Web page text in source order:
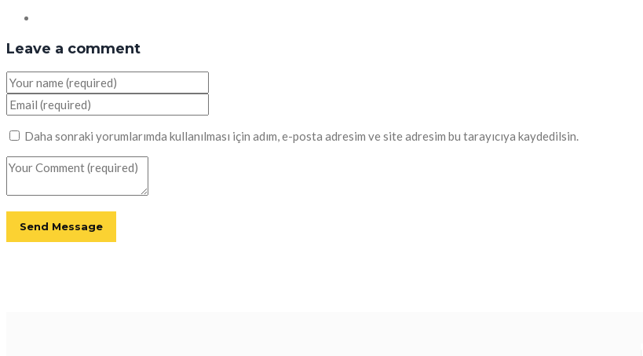
Leave a comment
Daha sonraki yorumlarımda kullanılması için adım, e-posta adresim ve site adresim bu tarayıcıya kaydedilsin.